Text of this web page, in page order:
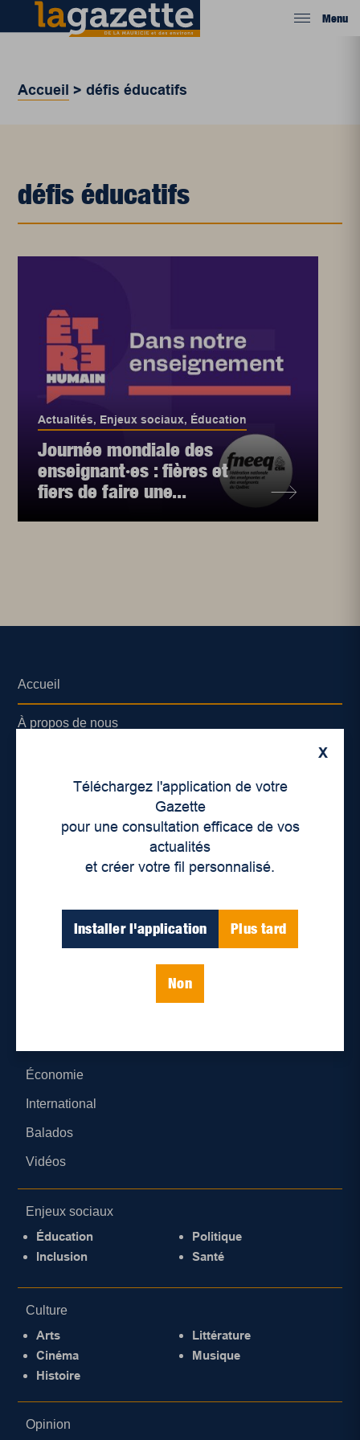
Menu
Accueil >défis éducatifs
défis éducatifs
Actualités, Enjeux sociaux, Éducation
Journée mondiale des
enseignant·es : fières et
fiers de faire une...
X
Téléchargez l'application de votre
Gazette
pour une consultation efficace de vos
actualités
et créer votre fil personnalisé.
Installer l'application Plus tard
Non
Accueil
À propos de nous
Lieux de distribution
Économie
International
Balados
Vidéos
Enjeux sociaux
Éducation
Inclusion
Politique
Santé
Culture
Arts
Cinéma
Histoire
Littérature
Musique
Opinion